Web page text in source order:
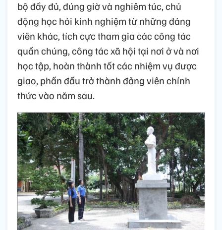
bộ đầy đủ, đúng giờ và nghiêm túc, chủ
động học hỏi kinh nghiệm từ những đảng
viên khác, tích cực tham gia các công tác
quần chúng, công tác xã hội tại nơi ở và nơi
học tập, hoàn thành tốt các nhiệm vụ được
giao, phấn đấu trở thành đảng viên chính
thức vào năm sau.